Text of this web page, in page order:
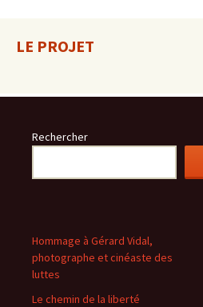
LE PROJET
Rechercher
Hommage à Gérard Vidal,
photographe et cinéaste des
luttes
Le chemin de la liberté